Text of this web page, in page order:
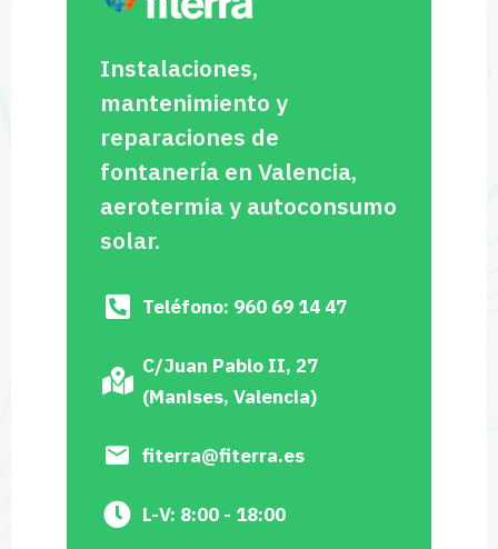
Instalaciones,
mantenimiento y
reparaciones de
fontanería en Valencia,
aerotermia y autoconsumo
solar.
Teléfono: 960 69 14 47
C/Juan Pablo II, 27
(Manises, Valencia)
fiterra@fiterra.es
L-V: 8:00 - 18:00